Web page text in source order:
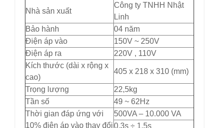
Nhà sản xuất
Công ty TNHH Nhật
Linh
Bảo hành
04 năm
Điện áp vào
150V ~ 250V
Điện áp ra
220V , 110V
Kích thước (dài x rộng x
cao)
405 x 218 x 310 (mm)
Trọng lượng
22,5kg
Tần số
49 ~ 62Hz
Thời gian đáp ứng với
10% điện áp vào thay đổi
500VA – 10.000 VA
0,3s ÷ 1,5s